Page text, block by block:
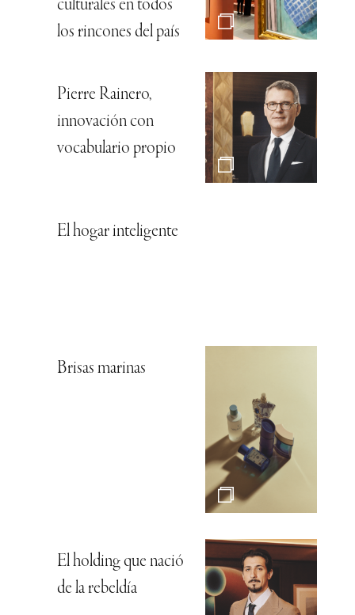
culturales en todos
los rincones del país
Pierre Rainero,
innovación con
vocabulario propio
El hogar inteligente
Brisas marinas
El holding que nació
de la rebeldía